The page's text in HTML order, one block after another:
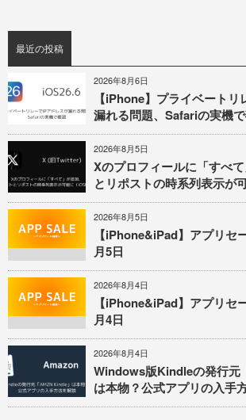
最近の投稿
2026年8月6日
【iPhone】プライベート
漏れる問題、Safariの実機
2026年8月5日
Xのプロフィールに「すべ
とリポストの時系列表示が
2026年8月5日
【iPhone&iPad】アプリセ
月5日
2026年8月4日
【iPhone&iPad】アプリセ
月4日
2026年8月4日
Windows版Kindleの発行元
は本物？公式アプリの入手